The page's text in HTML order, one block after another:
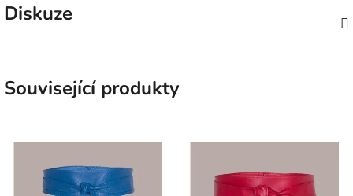
Diskuze
Související produkty